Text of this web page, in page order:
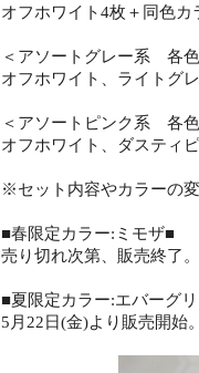
オフホワイト4枚＋同色カ
＜アソートグレー系 各色
オフホワイト、ライトグ
＜アソートピンク系 各色
オフホワイト、ダスティ
※セット内容やカラーの
■春限定カラー:ミモザ■
売り切れ次第、販売終了。
■夏限定カラー:エバーグ
5月22日(金)より販売開始。